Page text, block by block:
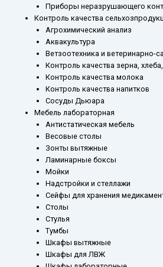
Приборы неразрушающего
Контроль качества
Агрохимический анализ
Аквакультура
Ветзоотехника и ветеринарно-
Контроль качества зерна,
Контроль качества молока
Контроль качества напитков
Сосуды Дьюара
Мебель лабораторная
Антистатическая мебель
Весовые столы
Зонты вытяжные
Ламинарные боксы
Мойки
Надстройки и стеллажи
Сейфы для хранения
Столы
Стулья
Тумбы
Шкафы вытяжные
Шкафы для ЛВЖ